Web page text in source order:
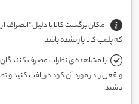
امکان برگشت کالا با دلیل
که پلمب کالا باز نشده باشد.
با مشاهده ی نظرات مصرف کنندگان
واقعی را در مورد آن کود دریافت کنید و
باشید.